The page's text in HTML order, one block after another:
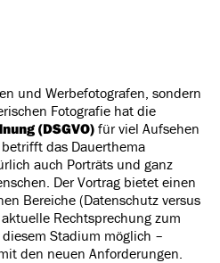
und Werbefotografen, sondern
Fotografie hat die
(DSGVO) für viel Aufsehen
das Dauerthema
auch Porträts und ganz
Der Vortrag bietet einen
Bereiche (Datenschutz versus
Rechtsprechung zum
Stadium möglich –
den neuen Anforderungen.